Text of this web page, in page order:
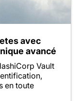
avec
avancé
Vault
en toute